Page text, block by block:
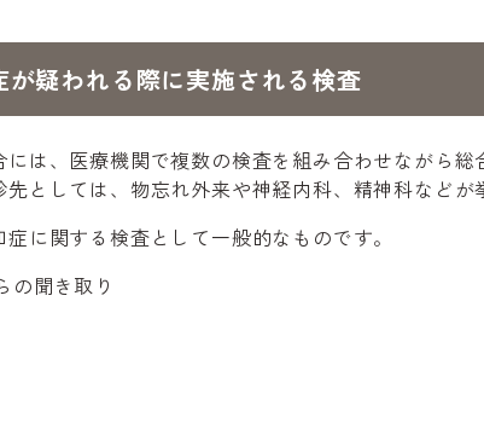
疑われる際に実施される検査
は、医療機関で複数の検査を組み合わせながら総
としては、物忘れ外来や神経内科、精神科などが
に関する検査として一般的なものです。
の聞き取り